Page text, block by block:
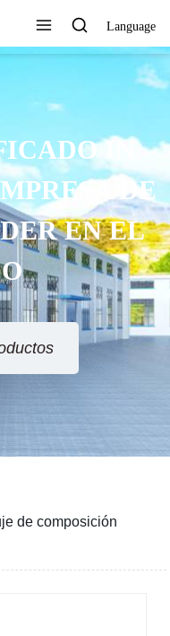
Language
IN
DE
EN EL
de composición